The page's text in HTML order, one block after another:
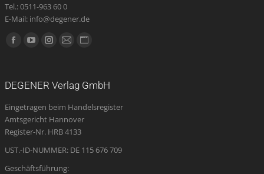
Tel.: 0511-963 60 0
E-Mail: info@degener.de
Finden Sie uns auf:
Facebook
in
new
window
YouTube
in
new
window
Instagram
in
new
window
E-
opens
in
new
window
Website
in
new
DEGENER Verlag GmbH
Eingetragen beim Handelsregister
Amtsgericht Hannover
Register-Nr. HRB 4133
UST.-ID-NUMMER: DE 115 676 709
Geschäftsführung: